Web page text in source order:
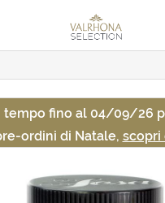
tempo fino al 04/09/26
ordini di Natale, scopri